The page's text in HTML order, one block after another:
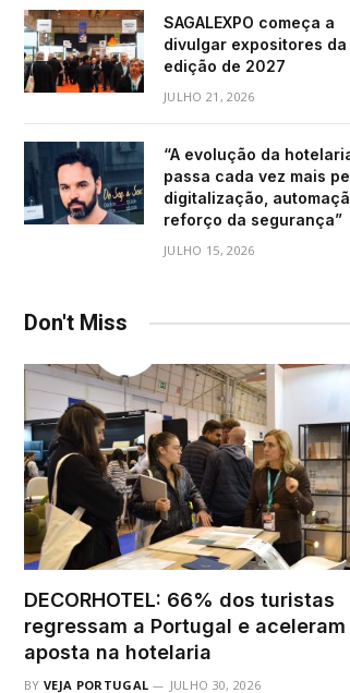
SAGALEXPO começa a
divulgar expositores da
edição de 2027
JULHO 21, 2026
“A evolução da
passa cada vez mais
digitalização,
reforço da segurança”
JULHO 15, 2026
Don't Miss
DECORHOTEL: 66% dos turistas
regressam a Portugal e aceleram
aposta na hotelaria
BY VEJA PORTUGAL JULHO 30, 2026